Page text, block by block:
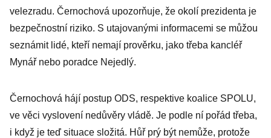
vstup do KSČ
byla chyba
velezradu. Černochová upozorňuje, že okolí prezidenta je
bezpečnostní riziko. S utajovanými informacemi se můžou
seznámit lidé, kteří nemají prověrku, jako třeba kancléř
Mynář nebo poradce Nejedlý.
Černochová hájí postup ODS, respektive koalice SPOLU,
ve věci vyslovení nedůvěry vládě. Je podle ní pořád třeba,
i když je teď situace složitá. Hůř prý být nemůže, protože